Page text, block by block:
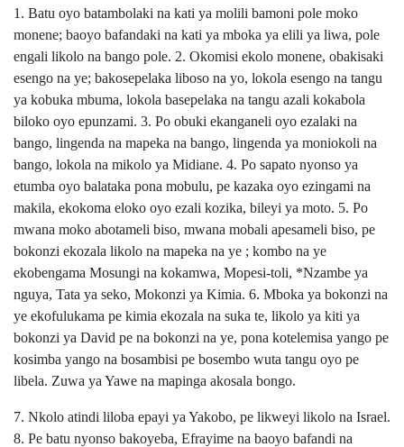
1. Batu oyo batambolaki na kati ya molili bamoni pole moko
monene; baoyo bafandaki na kati ya mboka ya elili ya liwa, pole
engali likolo na bango pole. 2. Okomisi ekolo monene, obakisaki
esengo na ye; bakosepelaka liboso na yo, lokola esengo na tangu
ya kobuka mbuma, lokola basepelaka na tangu azali kokabola
biloko oyo epunzami. 3. Po obuki ekanganeli oyo ezalaki na
bango, lingenda na mapeka na bango, lingenda ya moniokoli na
bango, lokola na mikolo ya Midiane. 4. Po sapato nyonso ya
etumba oyo balataka pona mobulu, pe kazaka oyo ezingami na
makila, ekokoma eloko oyo ezali kozika, bileyi ya moto. 5. Po
mwana moko abotameli biso, mwana mobali apesameli biso, pe
bokonzi ekozala likolo na mapeka na ye ; kombo na ye
ekobengama Mosungi na kokamwa, Mopesi-toli, *Nzambe ya
nguya, Tata ya seko, Mokonzi ya Kimia. 6. Mboka ya bokonzi na
ye ekofulukama pe kimia ekozala na suka te, likolo ya kiti ya
bokonzi ya David pe na bokonzi na ye, pona kotelemisa yango pe
kosimba yango na bosambisi pe bosembo wuta tangu oyo pe
libela. Zuwa ya Yawe na mapinga akosala bongo.
7. Nkolo atindi liloba epayi ya Yakobo, pe likweyi likolo na Israel.
8. Pe batu nyonso bakoyeba, Efrayime na baoyo bafandi na